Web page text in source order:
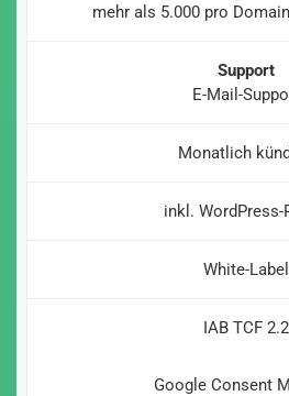
mehr als 5.000 pro
Support
E-Mail-
Monatlich
inkl. WordPress-
White-Label
IAB TCF 2.2
Google Consent